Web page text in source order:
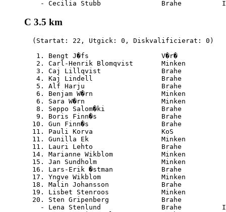
C 3.5 km
  (Startat: 22, Utgick: 0, Diskvalificierat: 0)
1. Bengt J�fs                  V�r�
2. Carl-Henrik Blomqvist       Minken
3. Caj Lillqvist               Brahe
4. Kaj Lindell                 Brahe
5. Alf Harju                   Brahe
6. Benjam W�rn                 Minken
6. Sara W�rn                   Minken
8. Seppo Salom�ki              Brahe
9. Boris Finn�s                Brahe
10. Gun Finn�s                  Brahe
11. Pauli Korva                 KoS
11. Gunilla Ek                  Minken
11. Lauri Lehto                 Brahe
14. Marianne Wikblom            Minken
15. Jan Sundholm                Minken
16. Lars-Erik �stman            Brahe
17. Yngve Wikblom               Minken
18. Malin Johansson             Brahe
19. Lisbet Stenroos             Minken
20. Sten Gripenberg             Brahe
- Lena Stenlund               Brahe